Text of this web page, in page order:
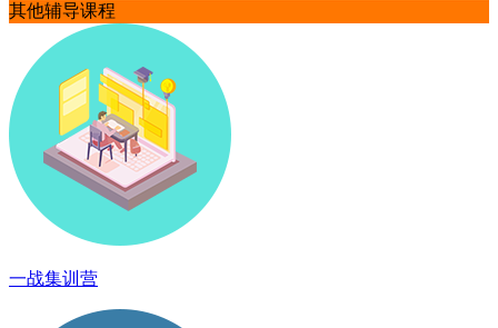
其他辅导课程
一战集训营